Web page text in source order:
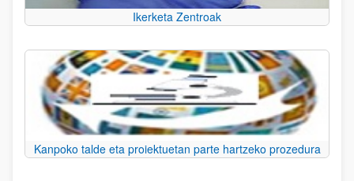
Ikerketa Zentroak
Kanpoko talde eta proiektuetan parte hartzeko prozedura